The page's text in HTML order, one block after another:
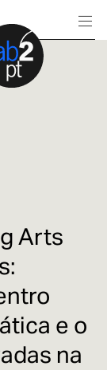
Arts
e o
na